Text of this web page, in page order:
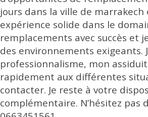
jours dans la ville de marrakech
expérience solide dans le
remplacements avec succès et
des environnements exigeants.
professionnalisme, mon
rapidement aux différentes
contacter. Je reste à votre
complémentaire. N’hésitez